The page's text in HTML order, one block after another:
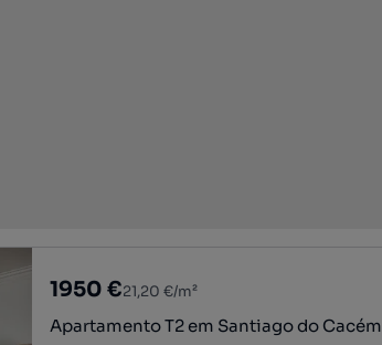
1950 €21,20 €/m²
Apartamento T2 em Santiago do Cacém